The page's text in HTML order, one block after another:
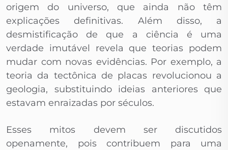
origem do universo, que ainda não têm
explicações definitivas. Além disso, a
desmistificação de que a ciência é uma
verdade imutável revela que teorias podem
mudar com novas evidências. Por exemplo, a
teoria da tectônica de placas revolucionou a
geologia, substituindo ideias anteriores que
estavam enraizadas por séculos.
Esses mitos devem ser discutidos
openamente, pois contribuem para uma